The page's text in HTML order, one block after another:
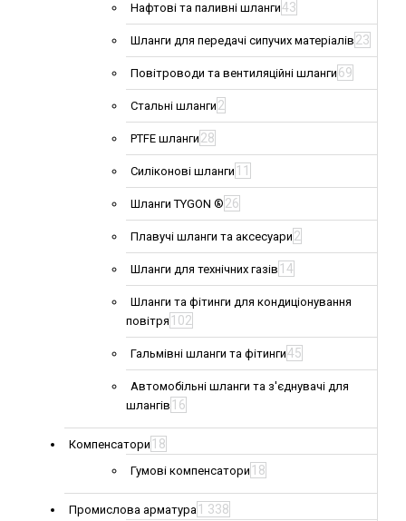
Нафтові та паливні шланги43
Шланги для передачі сипучих матеріалів 23
Повітроводи та вентиляційні шланги 69
Стальні шланги 2
PTFE шланги 28
Силіконові шланги 11
Шланги TYGON ® 26
Плавучі шланги та аксесуари 2
Шланги для технічних газів 14
Шланги та фітинги для кондиціонування
повітря 102
Гальмівні шланги та фітинги45
Автомобільні шланги та з'єднувачі для
шлангів 16
Компенсатори 18
Гумові компенсатори 18
Промислова арматура 1 338